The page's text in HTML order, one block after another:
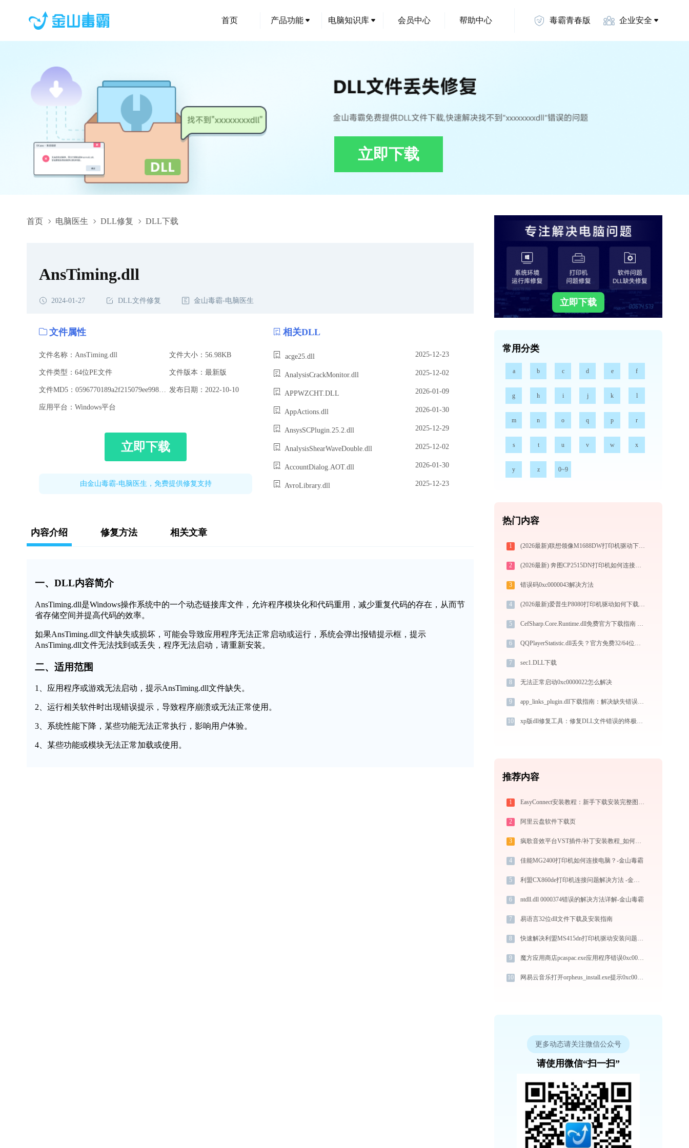
首页 产品功能 电脑知识库 会员中心 帮助中心 毒霸青春版 企业安全
立即下载
首页 电脑医生 DLL修复 DLL下载
AnsTiming.dll,AnsTiming.dll下载,AnsTiming.dll修复
AnsTiming.dll
2024-01-27 DLL文件修复 金山毒霸-电脑医生
文件属性
文件名称：AnsTiming.dll 文件大小：56.98KB
文件类型：64位PE文件 文件版本：最新版
发布日期：2022-10-10
应用平台：Windows平台
立即下载
由金山毒霸-电脑医生，免费提供修复支持
相关DLL
acge25.dll 2025-12-23
AnalysisCrackMonitor.dll 2025-12-02
APPWZCHT.DLL 2026-01-09
AppActions.dll 2026-01-30
AnsysSCPlugin.25.2.dll 2025-12-29
AnalysisShearWaveDouble.dll 2025-12-02
AccountDialog.AOT.dll 2026-01-30
AvroLibrary.dll 2025-12-23
内容介绍 修复方法 相关文章
一、DLL内容简介
AnsTiming.dll是Windows操作系统中的一个动态链接库文件，允许程序模块化和代码重用，减少重复代码的存在，从而节
省存储空间并提高代码的效率。
如果AnsTiming.dll文件缺失或损坏，可能会导致应用程序无法正常启动或运行，系统会弹出报错提示框，提示
AnsTiming.dll文件无法找到或丢失，程序无法启动，请重新安装。
二、适用范围
1、应用程序或游戏无法启动，提示AnsTiming.dll文件缺失。
2、运行相关软件时出现错误提示，导致程序崩溃或无法正常使用。
3、系统性能下降，某些功能无法正常执行，影响用户体验。
4、某些功能或模块无法正常加载或使用。
立即下载
常用分类
a b c d e f
g h i j k l
m n o q p r
s t u v w x
y z 0~9
热门内容
1 (2026最新)联想领像M1688DW打印机驱动下载安装步骤详细解析，让安装更简单
2 (2026最新) 奔图CP2515DN打印机如何连接电脑？-金山毒霸
3 错误码0xc0000043解决方法
4 (2026最新)爱普生P8080打印机驱动如何下载安装？这里有你需要的所有信息
5 CefSharp.Core.Runtime.dll免费官方下载指南 - 解决DLL缺失问题的完整方案
6 QQPlayerStatistic.dll丢失？官方免费32/64位一键修复工具
7 sec1.DLL下载
8 无法正常启动0xc0000022怎么解决
9 app_links_plugin.dll下载指南：解决缺失错误的官方免费方案（32/64位系统适用）
10 xp版dll修复工具：修复DLL文件错误的终极方法-金山毒霸
推荐内容
1 EasyConnect安装教程：新手下载安装完整图文步骤
2 阿里云盘软件下载页
3 疯歌音效平台VST插件/补丁安装教程_如何加载插件效果包
4 佳能MG2400打印机如何连接电脑？-金山毒霸
5 利盟CX860de打印机连接问题解决方法 -金山毒霸
6 ntdll.dll 0000374错误的解决方法详解-金山毒霸
7 易语言32位dll文件下载及安装指南
8 快速解决利盟MS415dn打印机驱动安装问题，这篇文章告诉你方法
9 魔方应用商店pcaspac.exe应用程序错误0xc0000096解决方法
10 网易云音乐打开orpheus_install.exe提示0xc000007b错误码怎么办
更多动态请关注微信公众号
请使用微信“扫一扫”